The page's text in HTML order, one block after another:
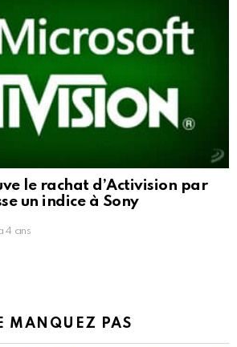
le rachat d’Activision par
un indice à Sony
4 ans
MANQUEZ PAS